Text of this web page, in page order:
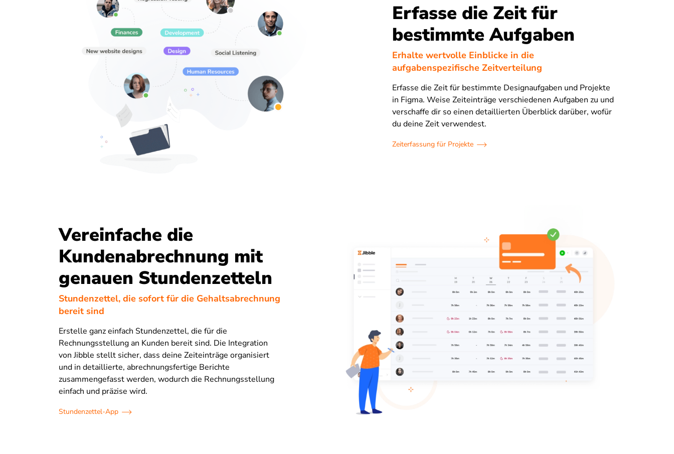
Erfasse die Zeit für
bestimmte Aufgaben
Erhalte wertvolle Einblicke in die
aufgabenspezifische Zeitverteilung
Erfasse die Zeit für bestimmte Designaufgaben und Projekte
in Figma. Weise Zeiteinträge verschiedenen Aufgaben zu und
verschaffe dir so einen detaillierten Überblick darüber, wofür
du deine Zeit verwendest.
Zeiterfassung für Projekte
Vereinfache die
Kundenabrechnung mit
genauen Stundenzetteln
Stundenzettel, die sofort für die Gehaltsabrechnung
bereit sind
Erstelle ganz einfach Stundenzettel, die für die
Rechnungsstellung an Kunden bereit sind. Die Integration
von Jibble stellt sicher, dass deine Zeiteinträge organisiert
und in detaillierte, abrechnungsfertige Berichte
zusammengefasst werden, wodurch die Rechnungsstellung
einfach und präzise wird.
Stundenzettel-App